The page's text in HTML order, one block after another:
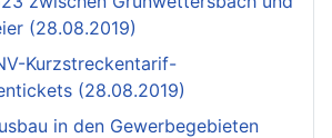
(28.08.2019)
Kurzstreckentarif-
(28.08.2019)
in den Gewerbegebieten